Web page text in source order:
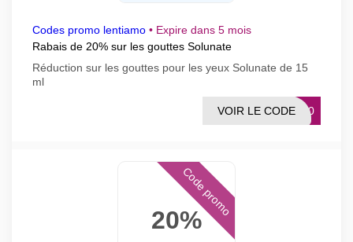
Codes promo lentiamo • Expire dans 5 mois
Rabais de 20% sur les gouttes Solunate
Réduction sur les gouttes pour les yeux Solunate de 15
ml
PS20
VOIR LE CODE
20%
Code promo